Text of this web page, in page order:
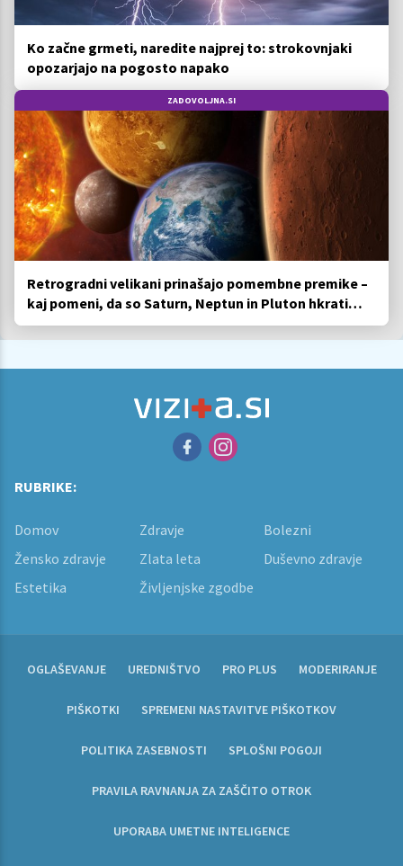
Ko začne grmeti, naredite najprej to: strokovnjaki
opozarjajo na pogosto napako
ZADOVOLJNA.SI
Retrogradni velikani prinašajo pomembne premike –
kaj pomeni, da so Saturn, Neptun in Pluton hkrati
retrogradni?
RUBRIKE:
Domov Zdravje
Bolezni
Žensko zdravje
Zlata leta
Duševno zdravje
Estetika
Življenjske zgodbe
OGLAŠEVANJE UREDNIŠTVO PRO PLUS MODERIRANJE
PIŠKOTKI SPREMENI NASTAVITVE PIŠKOTKOV
POLITIKA ZASEBNOSTI SPLOŠNI POGOJI
PRAVILA RAVNANJA ZA ZAŠČITO OTROK
UPORABA UMETNE INTELIGENCE